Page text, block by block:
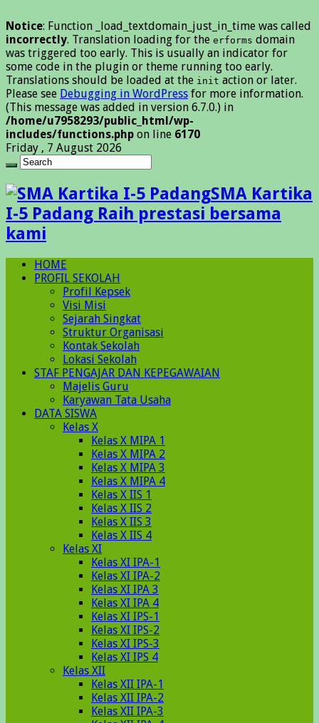
Notice: Function _load_textdomain_just_in_time was called
incorrectly. Translation loading for the erforms domain
was triggered too early. This is usually an indicator for
some code in the plugin or theme running too early.
Translations should be loaded at the init action or later.
Please see Debugging in WordPress for more information.
(This message was added in version 6.7.0.) in
/home/u7958293/public_html/wp-
includes/functions.php on line 6170
Friday , 7 August 2026
SMA Kartika
I-5 Padang Raih prestasi bersama
kami
HOME
PROFIL SEKOLAH
Profil Kepsek
Visi Misi
Sejarah Singkat
Struktur Organisasi
Kontak Sekolah
Lokasi Sekolah
STAF PENGAJAR DAN KEPEGAWAIAN
Majelis Guru
Karyawan Tata Usaha
DATA SISWA
Kelas X
Kelas X MIPA 1
Kelas X MIPA 2
Kelas X MIPA 3
Kelas X MIPA 4
Kelas X IIS 1
Kelas X IIS 2
Kelas X IIS 3
Kelas X IIS 4
Kelas XI
Kelas XI IPA-1
Kelas XI IPA-2
Kelas XI IPA 3
Kelas XI IPA 4
Kelas XI IPS-1
Kelas XI IPS-2
Kelas XI IPS-3
Kelas XI IPS 4
Kelas XII
Kelas XII IPA-1
Kelas XII IPA-2
Kelas XII IPA-3